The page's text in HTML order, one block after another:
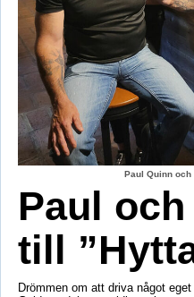
Paul Quinn
Paul
till
Drömmen om att driva något